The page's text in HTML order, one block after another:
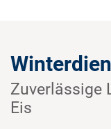
Zuverlässige
Eis